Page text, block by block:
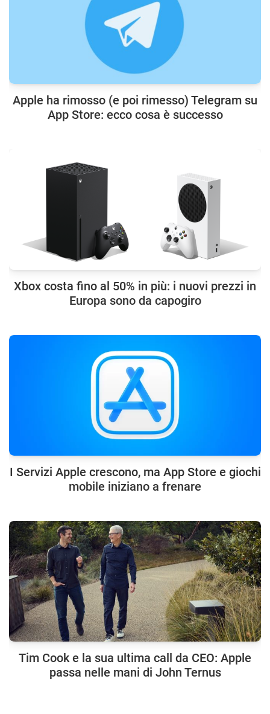
Apple ha rimosso (e poi rimesso) Telegram su
App Store: ecco cosa è successo
Xbox costa fino al 50% in più: i nuovi prezzi in
Europa sono da capogiro
I Servizi Apple crescono, ma App Store e giochi
mobile iniziano a frenare
Tim Cook e la sua ultima call da CEO: Apple
passa nelle mani di John Ternus